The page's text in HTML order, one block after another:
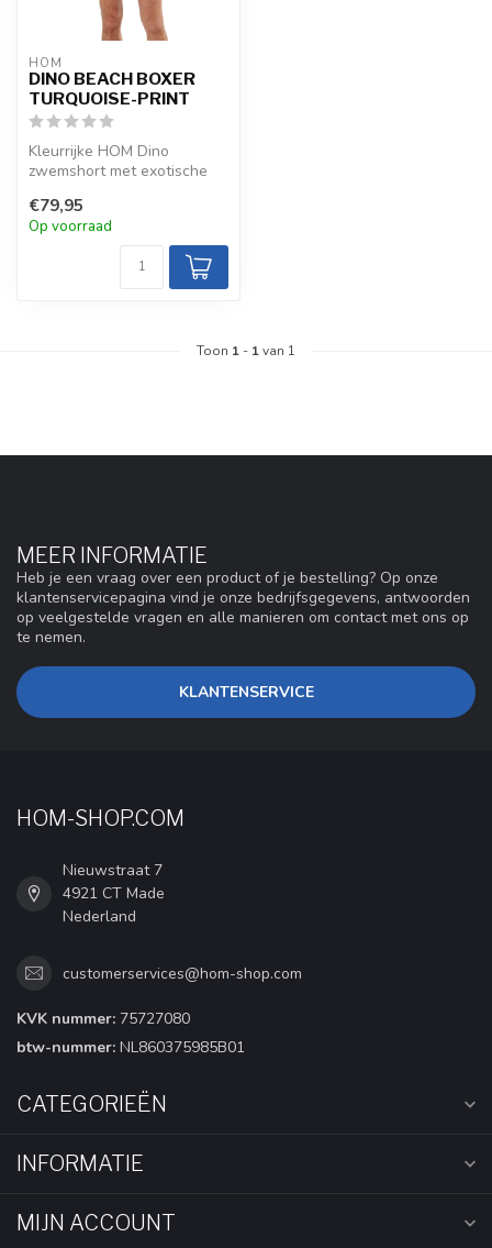
HOM
DINO BEACH BOXER
TURQUOISE-PRINT
Kleurrijke HOM Dino
zwemshort met exotische
Sterk, sn...
€79,95
Op voorraad
Toon 1 - 1van 1
MEER INFORMATIE
Heb je een vraag over een product of je bestelling? Op onze
klantenservicepagina vind je onze bedrijfsgegevens, antwoorden
op veelgestelde vragen en alle manieren om contact met ons op
te nemen.
KLANTENSERVICE
HOM-SHOP.COM
Nieuwstraat 7
4921 CT Made
Nederland
customerservices@hom-shop.com
KVK nummer: 75727080
btw-nummer: NL860375985B01
CATEGORIEËN
INFORMATIE
MIJN ACCOUNT